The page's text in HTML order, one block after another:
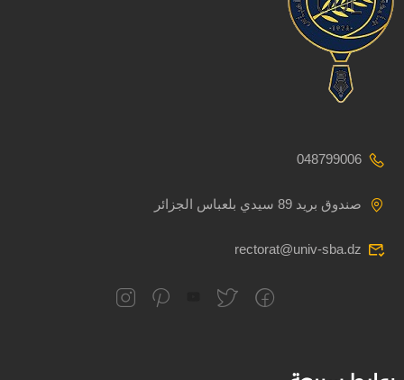
048799006
صندوق بريد 89 سيدي بلعباس الجزائر
rectorat@univ-sba.dz